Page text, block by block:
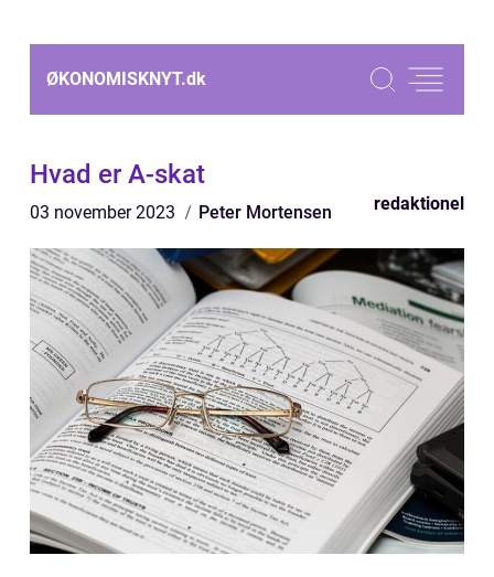
ØKONOMISKNYT.dk
Hvad er A-skat
03 november 2023 Peter Mortensen redaktionel